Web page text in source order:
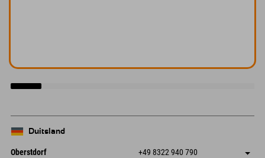
Duitsland
Oberstdorf +49 8322 940 790